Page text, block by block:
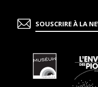
SOUSCRIRE À LA